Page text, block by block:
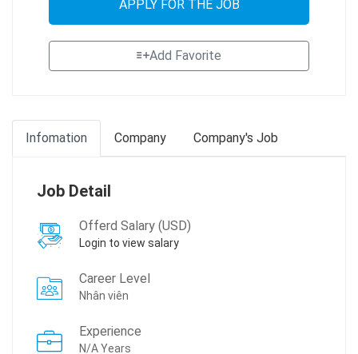
APPLY FOR THE JOB
Add Favorite
Infomation Company Company's Job
Job Detail
Offerd Salary (USD)
Login to view salary
Career Level
Nhân viên
Experience
N/A Years